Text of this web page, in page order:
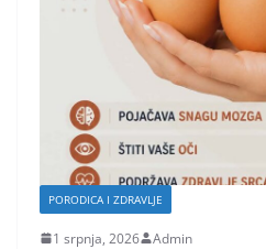
PORODICA I ZDRAVLJE
1 srpnja, 2026 Admin